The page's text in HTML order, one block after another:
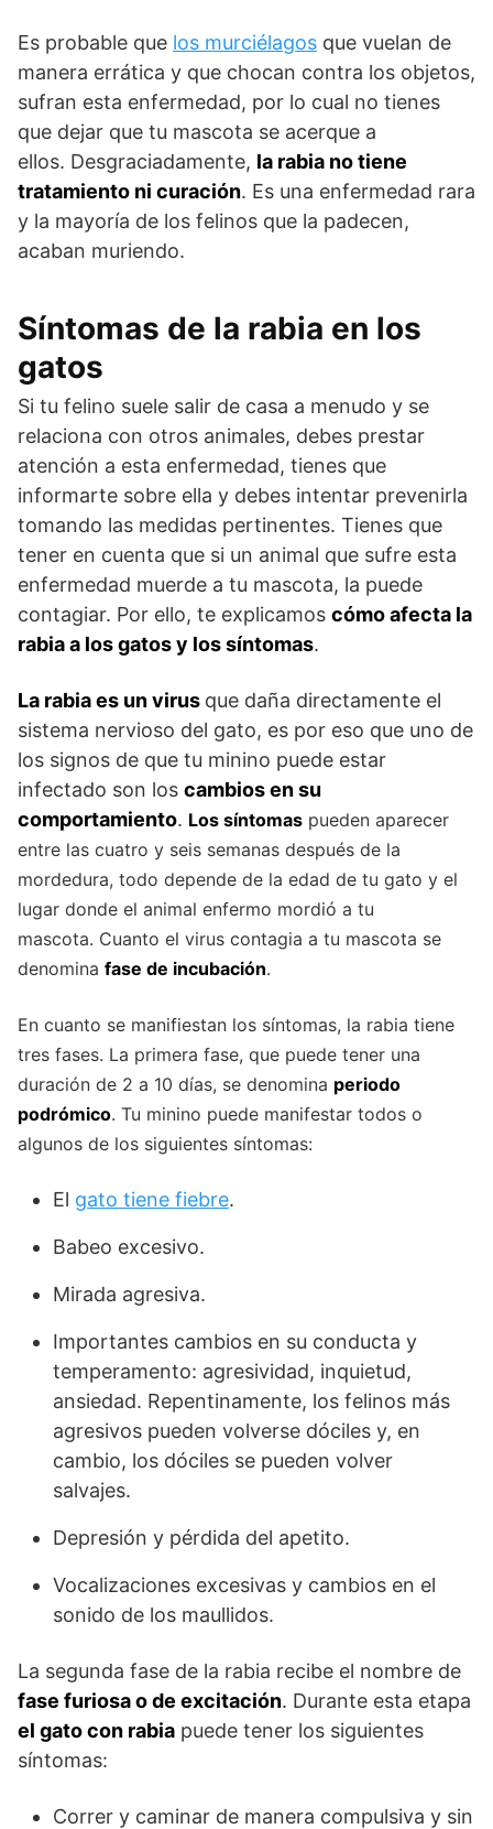
Es probable que los murciélagos que vuelan de
manera errática y que chocan contra los objetos,
sufran esta enfermedad, por lo cual no tienes
que dejar que tu mascota se acerque a
ellos. Desgraciadamente, la rabia no tiene
tratamiento ni curación. Es una enfermedad rara
y la mayoría de los felinos que la padecen,
acaban muriendo.
Síntomas de la rabia en los
gatos
Si tu felino suele salir de casa a menudo y se
relaciona con otros animales, debes prestar
atención a esta enfermedad, tienes que
informarte sobre ella y debes intentar prevenirla
tomando las medidas pertinentes. Tienes que
tener en cuenta que si un animal que sufre esta
enfermedad muerde a tu mascota, la puede
contagiar. Por ello, te explicamos cómo afecta la
rabia a los gatos y los síntomas.
La rabia es un virus que daña directamente el
sistema nervioso del gato, es por eso que uno de
los signos de que tu minino puede estar
infectado son los cambios en su
comportamiento. Los síntomas pueden aparecer
entre las cuatro y seis semanas después de la
mordedura, todo depende de la edad de tu gato y el
lugar donde el animal enfermo mordió a tu
mascota. Cuanto el virus contagia a tu mascota se
denomina fase de incubación.
En cuanto se manifiestan los síntomas, la rabia tiene
tres fases. La primera fase, que puede tener una
duración de 2 a 10 días, se denomina periodo
podrómico. Tu minino puede manifestar todos o
algunos de los siguientes síntomas:
El gato tiene fiebre.
Babeo excesivo.
Mirada agresiva.
Importantes cambios en su conducta y
temperamento: agresividad, inquietud,
ansiedad. Repentinamente, los felinos más
agresivos pueden volverse dóciles y, en
cambio, los dóciles se pueden volver
salvajes.
Depresión y pérdida del apetito.
Vocalizaciones excesivas y cambios en el
sonido de los maullidos.
La segunda fase de la rabia recibe el nombre de
fase furiosa o de excitación. Durante esta etapa
el gato con rabia puede tener los siguientes
síntomas:
Correr y caminar de manera compulsiva y sin